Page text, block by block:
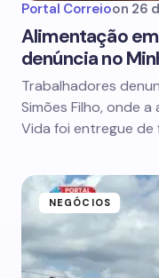
Portal Correioon 26
Alimentação
denúncia no
Trabalhadores
Simões Filho, onde
Vida foi entregue
NEGÓCIOS